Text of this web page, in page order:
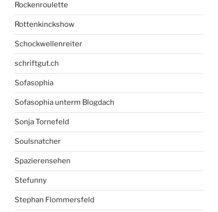
Rockenroulette
Rottenkinckshow
Schockwellenreiter
schriftgut.ch
Sofasophia
Sofasophia unterm Blogdach
Sonja Tornefeld
Soulsnatcher
Spazierensehen
Stefunny
Stephan Flommersfeld